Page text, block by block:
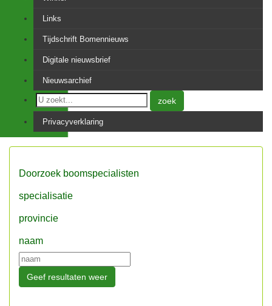
Links
Tijdschrift Bomennieuws
Digitale nieuwsbrief
Nieuwsarchief
zoek
Privacyverklaring
Doorzoek boomspecialisten
specialisatie
provincie
naam